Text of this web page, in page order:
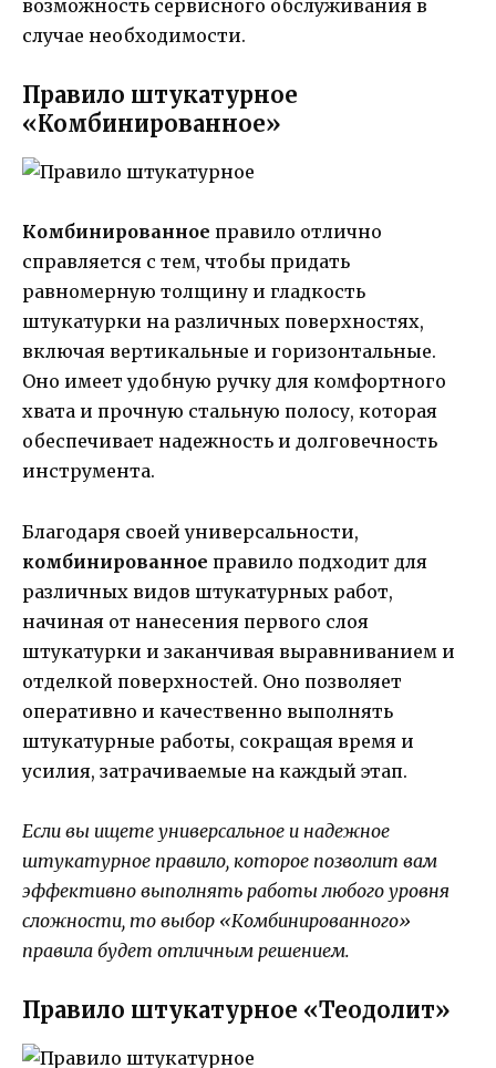
возможность сервисного обслуживания в
случае необходимости.
Правило штукатурное
«Комбинированное»
Комбинированное правило отлично
справляется с тем, чтобы придать
равномерную толщину и гладкость
штукатурки на различных поверхностях,
включая вертикальные и горизонтальные.
Оно имеет удобную ручку для комфортного
хвата и прочную стальную полосу, которая
обеспечивает надежность и долговечность
инструмента.
Благодаря своей универсальности,
комбинированное правило подходит для
различных видов штукатурных работ,
начиная от нанесения первого слоя
штукатурки и заканчивая выравниванием и
отделкой поверхностей. Оно позволяет
оперативно и качественно выполнять
штукатурные работы, сокращая время и
усилия, затрачиваемые на каждый этап.
Если вы ищете универсальное и надежное
штукатурное правило, которое позволит вам
эффективно выполнять работы любого уровня
сложности, то выбор «Комбинированного»
правила будет отличным решением.
Правило штукатурное «Теодолит»